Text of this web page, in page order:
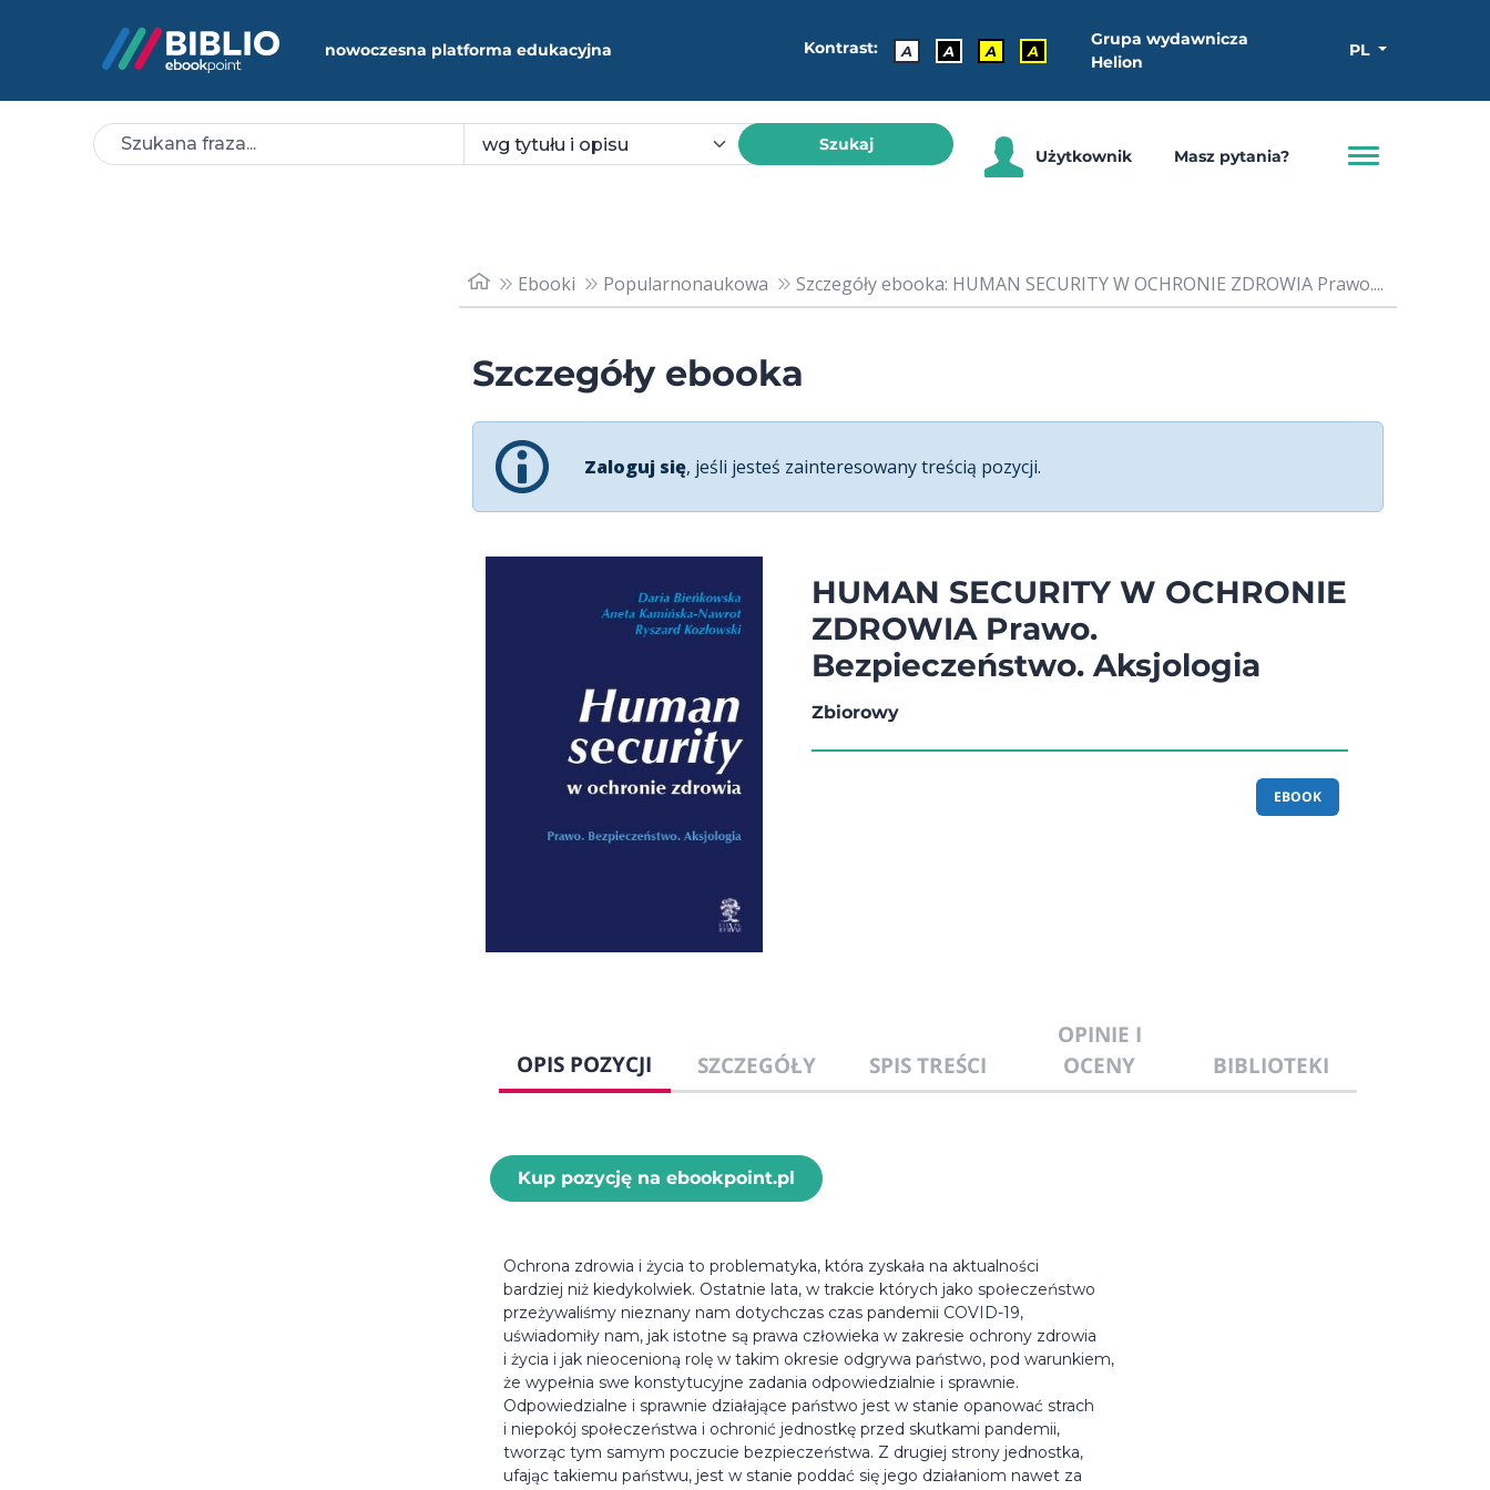
nowoczesna platforma edukacyjna Kontrast: A A A A
Grupa wydawnicza
Helion
PL
Szukaj
Użytkownik Masz pytania?
Ebooki Popularnonaukowa Szczegóły ebooka: HUMAN SECURITY W OCHRONIE ZDROWIA Prawo....
Szczegóły ebooka
Zaloguj się, jeśli jesteś zainteresowany treścią pozycji.
HUMAN SECURITY W OCHRONIE
ZDROWIA Prawo.
Bezpieczeństwo. Aksjologia
Zbiorowy
EBOOK
OPIS POZYCJI SZCZEGÓŁY SPIS TREŚCI
OPINIE I
OCENY
BIBLIOTEKI
Kup pozycję na ebookpoint.pl
Ochrona zdrowia i życia to problematyka, która zyskała na aktualności
bardziej niż kiedykolwiek. Ostatnie lata, w trakcie których jako społeczeństwo
przeżywaliśmy nieznany nam dotychczas czas pandemii COVID-19,
uświadomiły nam, jak istotne są prawa człowieka w zakresie ochrony zdrowia
i życia i jak nieocenioną rolę w takim okresie odgrywa państwo, pod warunkiem,
że wypełnia swe konstytucyjne zadania odpowiedzialnie i sprawnie.
Odpowiedzialne i sprawnie działające państwo jest w stanie opanować strach
i niepokój społeczeństwa i ochronić jednostkę przed skutkami pandemii,
tworząc tym samym poczucie bezpieczeństwa. Z drugiej strony jednostka,
ufając takiemu państwu, jest w stanie poddać się jego działaniom nawet za